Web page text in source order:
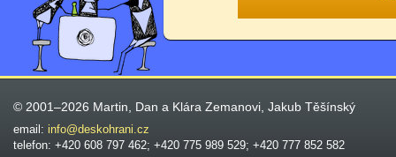
© 2001–2026 Martin, Dan a Klára Zemanovi, Jakub Těšínský
email: info@deskohrani.cz
telefon: +420 608 797 462; +420 775 989 529; +420 777 852 582